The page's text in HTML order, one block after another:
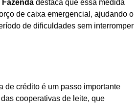
Fazenda destaca que essa medida
de caixa emergencial, ajudando o
de dificuldades sem interromper
de crédito é um passo importante
cooperativas de leite, que